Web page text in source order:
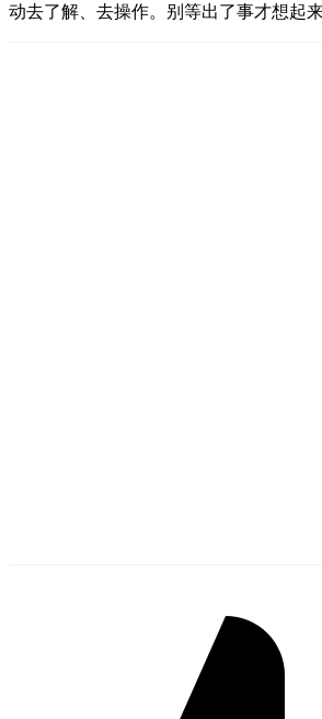
动去了解、去操作。别等出了事才想起